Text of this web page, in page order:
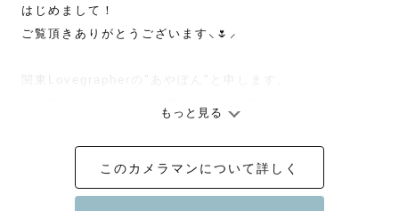
はじめまして！
ご覧頂きありがとうございます⸜🌷︎⸝‍
関東Lovegrapherの"あやぽん"と申します。
普段は保育士をしており、たくさんの子どもたちと関わり
ながら過ごしています👧🏻📛
幼稚園にて幼児と過ごしていた経験もあります！
もっと見る
このカメラマンについて詳しく